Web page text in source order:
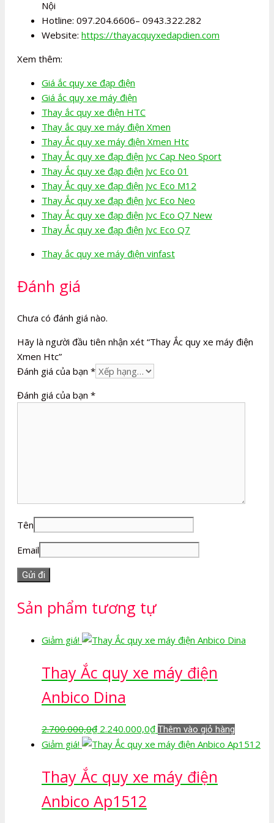
Nội
Hotline: 097.204.6606– 0943.322.282
Website: https://thayacquyxedapdien.com
Xem thêm:
Giá ắc quy xe đạp điện
Giá ắc quy xe máy điện
Thay ắc quy xe điện HTC
Thay ắc quy xe máy điện Xmen
Thay Ắc quy xe máy điện Xmen Htc
Thay Ắc quy xe đạp điện Jvc Cap Neo Sport
Thay Ắc quy xe đạp điện Jvc Eco 01
Thay Ắc quy xe đạp điện Jvc Eco M12
Thay Ắc quy xe đạp điện Jvc Eco Neo
Thay Ắc quy xe đạp điện Jvc Eco Q7 New
Thay Ắc quy xe đạp điện Jvc Eco Q7
Thay ắc quy xe máy điện vinfast
Đánh giá
Chưa có đánh giá nào.
Hãy là người đầu tiên nhận xét “Thay Ắc quy xe máy điện
Xmen Htc”
Đánh giá của bạn *
Đánh giá của bạn *
Tên
Email
Sản phẩm tương tự
Giảm giá!
Thay Ắc quy xe máy điện
Anbico Dina
2.700.000,0₫ Giá
gốc
2.700.000,0₫.
2.240.000,0₫Giá
hiện
là:
2.240.000,0₫.
Thêm vào giỏ hàng
Giảm giá!
Thay Ắc quy xe máy điện
Anbico Ap1512